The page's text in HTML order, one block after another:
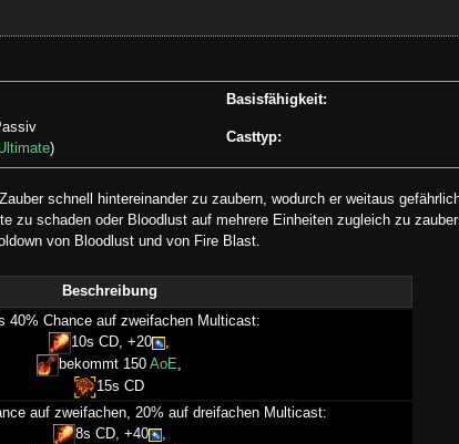
Basisfähigkeit:
)
Casttyp:
schnell hintereinander zu zaubern, wodurch er weitaus
zu schaden oder Bloodlust auf mehrere Einheiten zugleich zu
von Bloodlust und von Fire Blast.
Beschreibung
40% Chance auf zweifachen Multicast:
10s CD, +20
,
bekommt 150AoE,
15s CD
auf zweifachen, 20% auf dreifachen Multicast:
8s CD, +40
,